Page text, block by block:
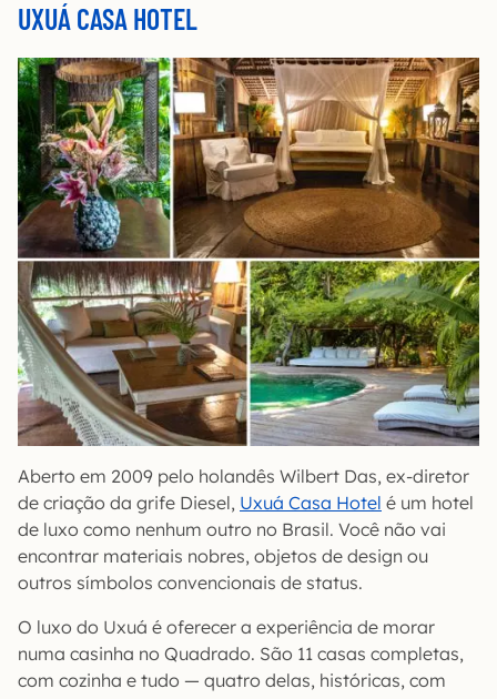
UXUÁ CASA HOTEL
Aberto em 2009 pelo holandês Wilbert Das, ex-diretor
de criação da grife Diesel, Uxuá Casa Hotel é um hotel
de luxo como nenhum outro no Brasil. Você não vai
encontrar materiais nobres, objetos de design ou
outros símbolos convencionais de status.
O luxo do Uxuá é oferecer a experiência de morar
numa casinha no Quadrado. São 11 casas completas,
com cozinha e tudo — quatro delas, históricas, com